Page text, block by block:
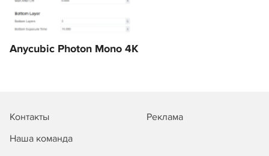
Anycubic Photon Mono 4K
Контакты
Реклама
Наша команда